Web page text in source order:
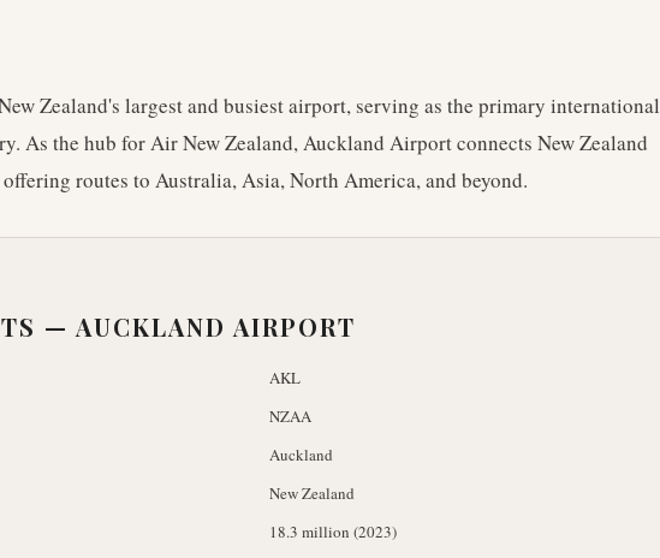
Zealand's largest and busiest airport, serving as the primary international
As the hub for Air New Zealand, Auckland Airport connects New Zealand
routes to Australia, Asia, North America, and beyond.
— AUCKLAND AIRPORT
AKL
NZAA
Auckland
New Zealand
18.3 million (2023)